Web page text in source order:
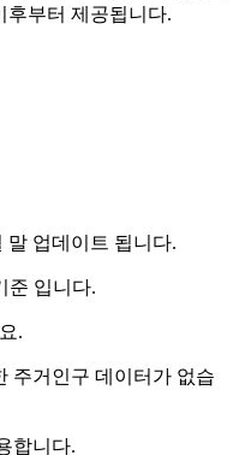
후부터 제공됩니다.
말 업데이트 됩니다.
준 입니다.
.
주거인구 데이터가 없습
합니다.